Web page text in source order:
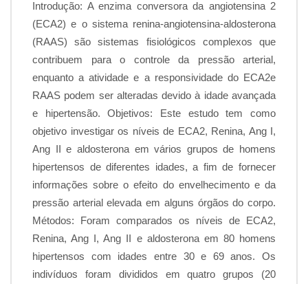
Introdução: A enzima conversora da angiotensina 2
(ECA2) e o sistema renina-angiotensina-aldosterona
(RAAS) são sistemas fisiológicos complexos que
contribuem para o controle da pressão arterial,
enquanto a atividade e a responsividade do ECA2e
RAAS podem ser alteradas devido à idade avançada
e hipertensão. Objetivos: Este estudo tem como
objetivo investigar os níveis de ECA2, Renina, Ang I,
Ang II e aldosterona em vários grupos de homens
hipertensos de diferentes idades, a fim de fornecer
informações sobre o efeito do envelhecimento e da
pressão arterial elevada em alguns órgãos do corpo.
Métodos: Foram comparados os níveis de ECA2,
Renina, Ang I, Ang II e aldosterona em 80 homens
hipertensos com idades entre 30 e 69 anos. Os
indivíduos foram divididos em quatro grupos (20